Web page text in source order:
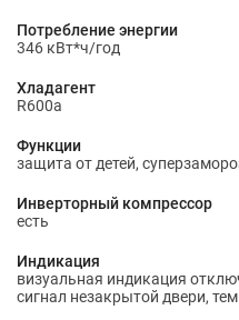
Потребление энергии
346 кВт*ч/год
Хладагент
R600a
Функции
защита от детей,
Инверторный компрессор
есть
Индикация
визуальная индикация
сигнал незакрытой двери,